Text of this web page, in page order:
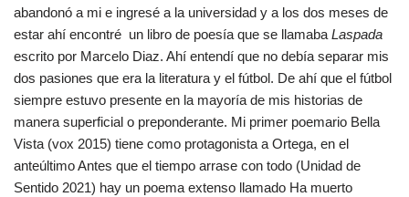
abandonó a mi e ingresé a la universidad y a los dos meses de
estar ahí encontré un libro de poesía que se llamaba Laspada
escrito por Marcelo Diaz. Ahí entendí que no debía separar mis
dos pasiones que era la literatura y el fútbol. De ahí que el fútbol
siempre estuvo presente en la mayoría de mis historias de
manera superficial o preponderante. Mi primer poemario Bella
Vista (vox 2015) tiene como protagonista a Ortega, en el
anteúltimo Antes que el tiempo arrase con todo (Unidad de
Sentido 2021) hay un poema extenso llamado Ha muerto